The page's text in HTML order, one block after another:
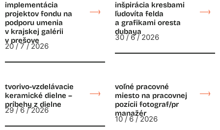
implementácia
projektov fondu na
podporu umenia
v krajskej galérii
v prešove
20 / 7 / 2026
inšpirácia kresbami
ľudovíta felda
a grafikami oresta
dubaya
30 / 6 / 2026
tvorivo-vzdelávacie
keramické dielne –
príbehy z dielne
29 / 6 / 2026
voľné pracovné
miesto na pracovnej
pozícii fotograf/pr
manažér
10 / 6 / 2026